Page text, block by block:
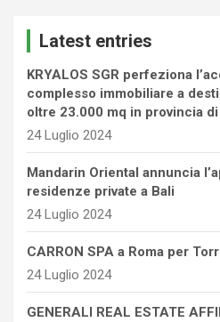
Latest entries
KRYALOS SGR perfeziona
complesso immobiliare a
oltre 23.000 mq in provincia
24 Luglio 2024
Mandarin Oriental annuncia
residenze private a Bali
24 Luglio 2024
CARRON SPA a Roma per
24 Luglio 2024
GENERALI REAL ESTATE